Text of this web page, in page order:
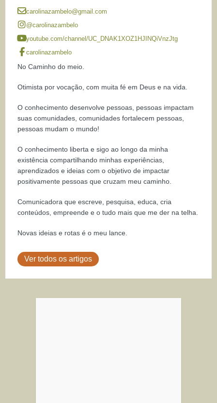
carolinazambelo@gmail.com
@carolinazambelo
youtube.com/channel/UC_DNAK1XOZ1HJINQiVnzJtg
carolinazambelo
No Caminho do meio.
Otimista por vocação, com muita fé em Deus e na vida.
O conhecimento desenvolve pessoas, pessoas impactam
suas comunidades, comunidades fortalecem pessoas,
pessoas mudam o mundo!
O conhecimento liberta e sigo ao longo da minha
existência compartilhando minhas experiências,
aprendizados e ideias com o objetivo de impactar
positivamente pessoas que cruzam meu caminho.
Comunicadora que escreve, pesquisa, educa, cria
conteúdos, empreende e o tudo mais que me der na telha.
Novas ideias e rotas é o meu lance.
Ver todos os artigos